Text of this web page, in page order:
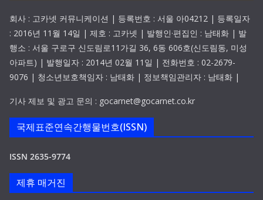
회사 : 고카넷 커뮤니케이션 | 등록번호 : 서울 아04212 | 등록일자
: 2016년 11월 14일 | 제호 : 고카넷 | 발행인·편집인 : 남태화 | 발
행소 : 서울 구로구 신도림로11가길 36, 6동 606호(신도림동, 미성
아파트) | 발행일자 : 2014년 02월 11일 | 전화번호 : 02-2679-
9076 | 청소년보호책임자 : 남태화 | 정보책임관리자 : 남태화 |
기사 제보 및 광고 문의 : gocarnet@gocarnet.co.kr
국제표준연속간행물번호(ISSN)
ISSN 2635-9774
제휴 매거진